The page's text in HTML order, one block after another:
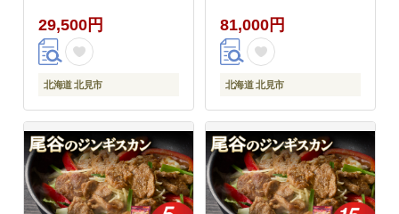
29,500円
北海道 北見市
81,000円
北海道 北見市